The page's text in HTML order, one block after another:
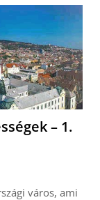
– 1.
város, ami